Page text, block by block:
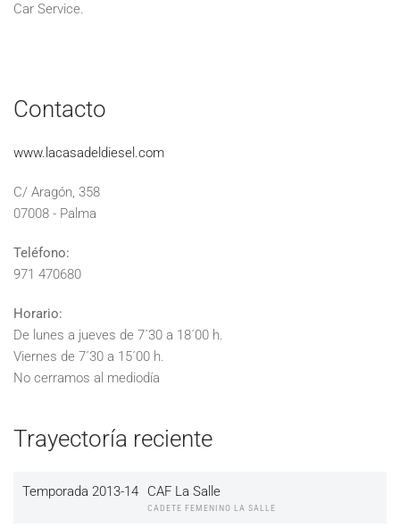
Car Service.
Contacto
www.lacasadeldiesel.com
C/ Aragón, 358
07008 - Palma
Teléfono:
971 470680
Horario:
De lunes a jueves de 7´30 a 18´00 h.
Viernes de 7´30 a 15´00 h.
No cerramos al mediodía
Trayectoría reciente
Temporada 2013-14 CAF La Salle
CADETE FEMENINO LA SALLE